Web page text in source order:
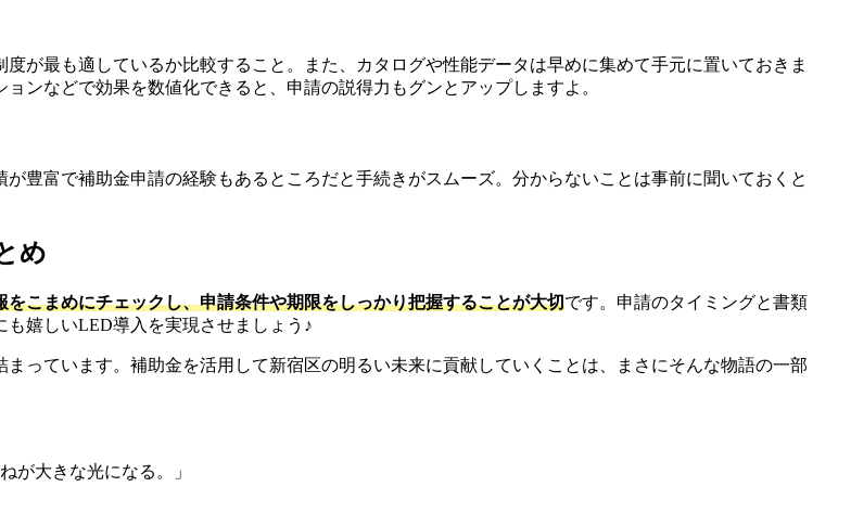
が最も適しているか比較すること。また、カタログや性能データは早めに集めて手元に置いておきま
ョンなどで効果を数値化できると、申請の説得力もグンとアップしますよ。
豊富で補助金申請の経験もあるところだと手続きがスムーズ。分からないことは事前に聞いておくと
め
をこまめにチェックし、申請条件や期限をしっかり把握することが大切です。申請のタイミングと書類
嬉しいLED導入を実現させましょう♪
っています。補助金を活用して新宿区の明るい未来に貢献していくことは、まさにそんな物語の一部
が大きな光になる。」